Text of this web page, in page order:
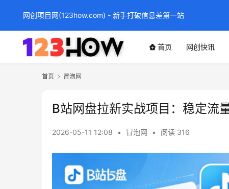
首页 网创快讯
首页 冒泡网
B站网盘拉新实战项目：稳定流
2026-05-11 12:08 • 冒泡网 • 阅读 316
网创项目网(123how.com) - 新手打破信息差第一站